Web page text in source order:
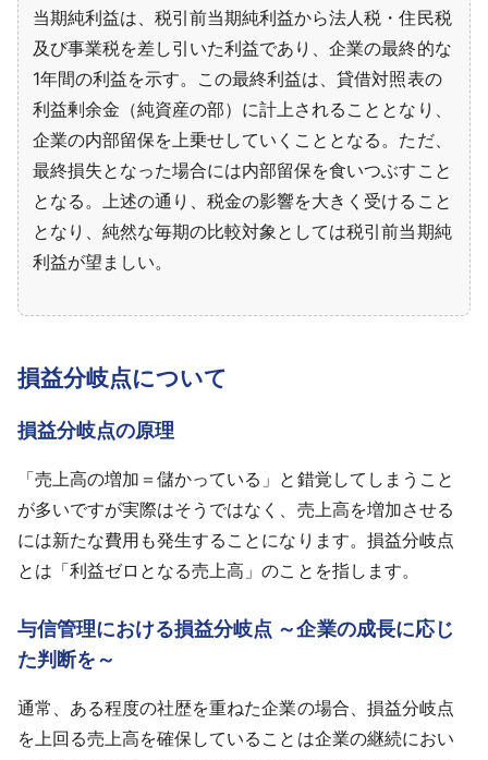
当期純利益は、税引前当期純利益から法人税・住民税
及び事業税を差し引いた利益であり、企業の最終的な
1年間の利益を示す。この最終利益は、貸借対照表の
利益剰余金（純資産の部）に計上されることとなり、
企業の内部留保を上乗せしていくこととなる。ただ、
最終損失となった場合には内部留保を食いつぶすこと
となる。上述の通り、税金の影響を大きく受けること
となり、純然な毎期の比較対象としては税引前当期純
利益が望ましい。
損益分岐点について
損益分岐点の原理
「売上高の増加＝儲かっている」と錯覚してしまうこと
が多いですが実際はそうではなく、売上高を増加させる
には新たな費用も発生することになります。損益分岐点
とは「利益ゼロとなる売上高」のことを指します。
与信管理における損益分岐点 ～企業の成長に応じ
た判断を～
通常、ある程度の社歴を重ねた企業の場合、損益分岐点
を上回る売上高を確保していることは企業の継続におい